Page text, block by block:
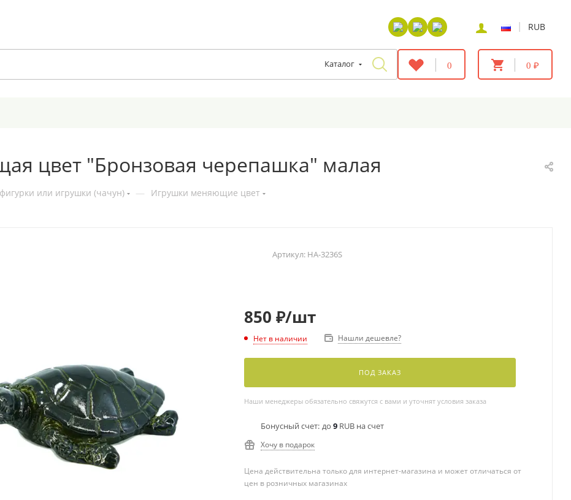
| RUB
Каталог 0 0 ₽
цвет "Бронзовая черепашка" малая
или игрушки (чачун) — Игрушки меняющие цвет
Артикул: HA-3236S
850 ₽/шт
Нет в наличии Нашли дешевле?
ПОД ЗАКАЗ
Наши менеджеры обязательно свяжутся с вами и уточнят условия заказа
Бонусный счет: до 9RUB на счет
Хочу в подарок
Цена действительна только для интернет-магазина и может отличаться от
цен в розничных магазинах